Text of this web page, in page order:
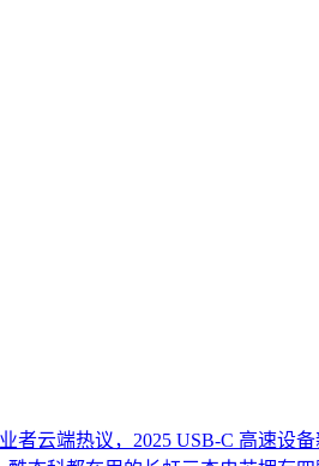
者云端热议，2025 USB-C 高速设